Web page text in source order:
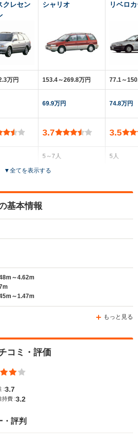
クレセン
万円
シャリオ
153.4～269.8万円
69.9万円
3.7
5～7人
5ドア
リベロ
77.1～
74.8万円
3.5
5人
▼全てを表示する
基本情報
～4.62m
～1.47m
もっと見る
コミ・評価
:3.7
持費 :3.2
・評判